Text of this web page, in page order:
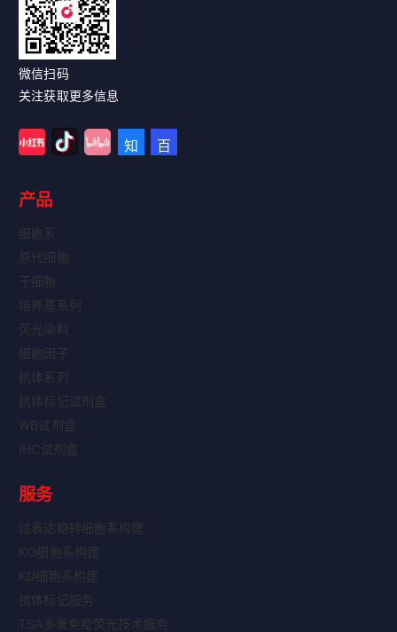
微信扫码
关注获取更多信息
产品
细胞系
原代细胞
干细胞
培养基系列
荧光染料
细胞因子
抗体系列
抗体标记试剂盒
WB试剂盒
IHC试剂盒
服务
过表达稳转细胞系构建
KO细胞系构建
KD细胞系构建
抗体标记服务
TSA多重免疫荧光技术服务